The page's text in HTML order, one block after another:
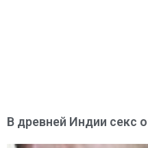
В древней Индии секс